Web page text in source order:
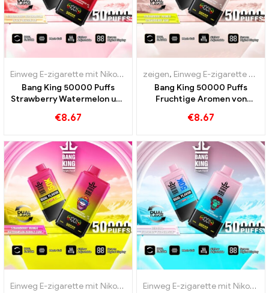
Einweg E-zigarette mit Nikotin Einweg E-Zigaretten,Einweg-E-
Bang King 50000 Puffs
Strawberry Watermelon und
€8.67
zeigen, Einweg E-zigarette mit Nikotin
Bang King 50000 Puffs
Fruchtige Aromen von
Strawberry Kiwi für ein
€8.67
Einweg E-zigarette mit Nikotin Einweg E-Zigaretten,Einweg-E-
Einweg E-zigarette mit Nikotin